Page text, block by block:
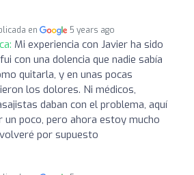
en 5 years ago
Mi experiencia con Javier ha sido
con una dolencia que nadie sabía
quitarla, y en unas pocas
los dolores. Ni médicos,
daban con el problema, aquí
un poco, pero ahora estoy mucho
por supuesto